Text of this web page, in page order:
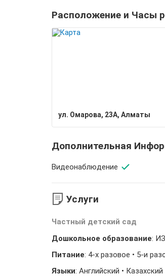
Расположение и Часы
ул. Омарова, 23А, Алматы
Дополнительная
Видеонаблюдение
Услуги
Частный детский сад
Дошкольное образование:
Питание: 4-х разовое • 5-и
Языки: Английский • Казахский